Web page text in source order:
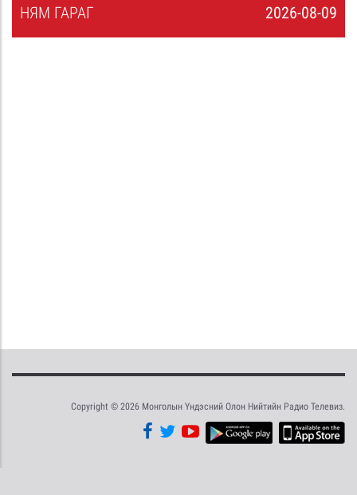
2026-08-09
НЯМ ГАРАГ
Copyright © 2026 Монголын Үндэсний Олон Нийтийн Радио Телевиз.